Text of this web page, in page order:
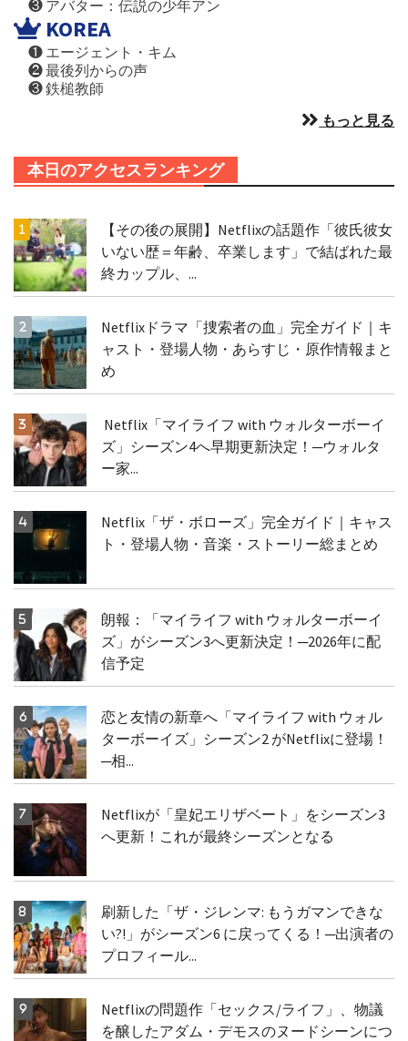
❸ アバター：伝説の少年アン
KOREA
❶ エージェント・キム
❷ 最後列からの声
❸ 鉄槌教師
もっと見る
本日のアクセスランキング
【その後の展開】Netflixの話題作「彼氏彼女
いない歴＝年齢、卒業します」で結ばれた最
終カップル、...
Netflixドラマ「捜索者の血」完全ガイド｜キ
ャスト・登場人物・あらすじ・原作情報まと
め
Netflix「マイライフ with ウォルターボーイ
ズ」シーズン4へ早期更新決定！─ウォルタ
ー家...
Netflix「ザ・ボローズ」完全ガイド｜キャス
ト・登場人物・音楽・ストーリー総まとめ
朗報：「マイライフ with ウォルターボーイ
ズ」がシーズン3へ更新決定！─2026年に配
信予定
恋と友情の新章へ「マイライフ with ウォル
ターボーイズ」シーズン2 がNetflixに登場！
─相...
Netflixが「皇妃エリザベート」をシーズン3
へ更新！これが最終シーズンとなる
刷新した「ザ・ジレンマ: もうガマンできな
い?!」がシーズン6 に戻ってくる！─出演者の
プロフィール...
Netflixの問題作「セックス/ライフ」、物議
を醸したアダム・デモスのヌードシーンにつ